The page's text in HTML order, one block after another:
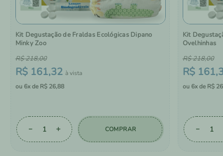
Kit Degustação de Fraldas Ecológicas Dipano
Minky Zoo
R$ 161,32
R$218,00
6 R$ 26,88
＋
－ COMPRAR
Kit
Ovelhinhas
R$ 161,
R$218,00
6 R$ 26
－